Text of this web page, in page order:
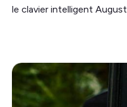
le clavier intelligent August.